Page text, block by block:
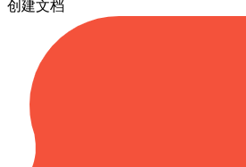
创建文档